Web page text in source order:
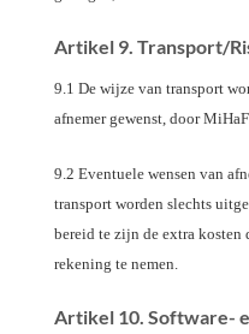
Artikel 9. Transport/
9.1 De wijze van transport
afnemer gewenst, door
9.2 Eventuele wensen van
transport worden slechts
bereid te zijn de extra
rekening te nemen.
Artikel 10. Software-